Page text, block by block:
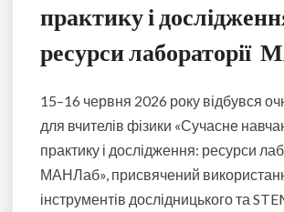
практику і
ресурси лабораторії
15–16 червня 2026 року відбувся
для вчителів фізики «Сучасне
практику і дослідження: ресурси
МАНЛаб», присвячений
інструментів дослідницького та